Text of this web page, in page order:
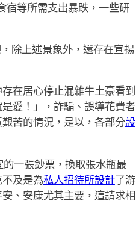
宿等所需支出暴跌，一些研
除上述景象外，還存在宣揚
在居心停止混雜牛土豪看到
愛！」，詐騙、誤導花費者
苦的情況，是以，各部分設
的一張鈔票，換取張水瓶最
及是為私人招待所設計了游
、安康尤其主要，這請求相